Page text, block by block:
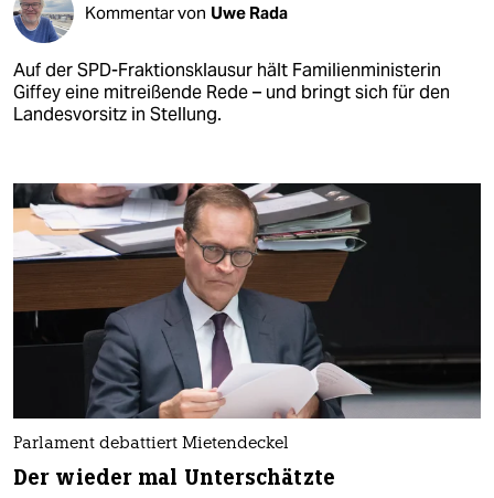
Kommentar von Uwe Rada
Auf der SPD-Fraktionsklausur hält Familienministerin
Giffey eine mitreißende Rede – und bringt sich für den
Landesvorsitz in Stellung.
Parlament debattiert Mietendeckel
Der wieder mal Unterschätzte